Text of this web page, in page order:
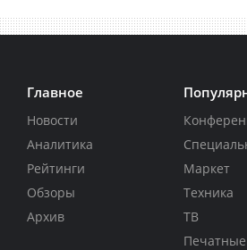
Главное
Новости
Аналитика
Рейтинги
Обзоры
Архив
Маркет
Техника
ТВ